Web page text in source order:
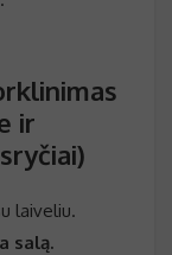
ir
laiveliu.
salą.